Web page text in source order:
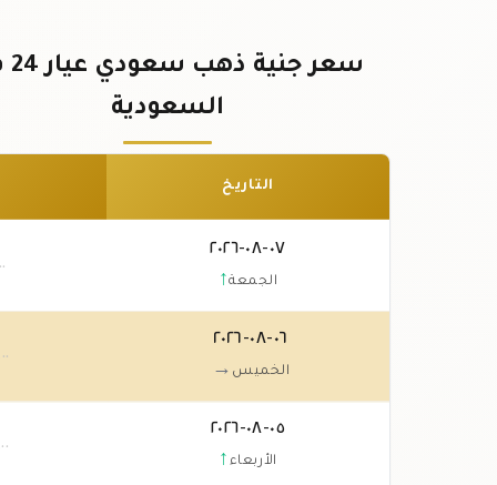
السعودية
التاريخ
٠٧-٠٨-٢٠٢٦
الجمعة↑
٠٦-٠٨-٢٠٢٦
الخميس →
.٠٠
٠٥-٠٨-٢٠٢٦
الأربعاء ↑
.٠٠